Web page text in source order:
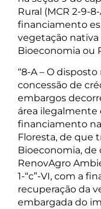
Rural (MCR 2-9-
financiamento
vegetação nativa
Bioeconomia ou
“8-A – O
concessão de
embargos
área ilegalmente
financiamento
Floresta, de que
Bioeconomia, de
RenovAgro
1-“c”-VI, com a
recuperação da
embargada do